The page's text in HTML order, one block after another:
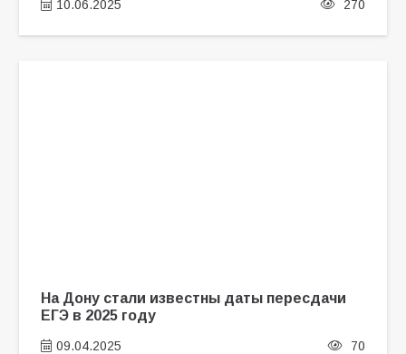
10.06.2025 270
На Дону стали известны даты пересдачи
ЕГЭ в 2025 году
09.04.2025 70